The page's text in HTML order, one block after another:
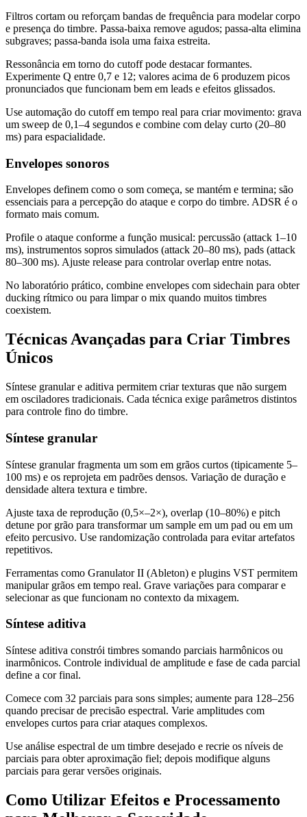
Filtros cortam ou reforçam bandas de frequência para modelar corpo
e presença do timbre. Passa-baixa remove agudos; passa-alta elimina
subgraves; passa-banda isola uma faixa estreita.
Ressonância em torno do cutoff pode destacar formantes.
Experimente Q entre 0,7 e 12; valores acima de 6 produzem picos
pronunciados que funcionam bem em leads e efeitos glissados.
Use automação do cutoff em tempo real para criar movimento: grava
um sweep de 0,1–4 segundos e combine com delay curto (20–80
ms) para espacialidade.
Envelopes sonoros
Envelopes definem como o som começa, se mantém e termina; são
essenciais para a percepção do ataque e corpo do timbre. ADSR é o
formato mais comum.
Profile o ataque conforme a função musical: percussão (attack 1–10
ms), instrumentos sopros simulados (attack 20–80 ms), pads (attack
80–300 ms). Ajuste release para controlar overlap entre notas.
No laboratório prático, combine envelopes com sidechain para obter
ducking rítmico ou para limpar o mix quando muitos timbres
coexistem.
Técnicas Avançadas para Criar Timbres
Únicos
Síntese granular e aditiva permitem criar texturas que não surgem
em osciladores tradicionais. Cada técnica exige parâmetros distintos
para controle fino do timbre.
Síntese granular
Síntese granular fragmenta um som em grãos curtos (tipicamente 5–
100 ms) e os reprojeta em padrões densos. Variação de duração e
densidade altera textura e timbre.
Ajuste taxa de reprodução (0,5×–2×), overlap (10–80%) e pitch
detune por grão para transformar um sample em um pad ou em um
efeito percusivo. Use randomização controlada para evitar artefatos
repetitivos.
Ferramentas como Granulator II (Ableton) e plugins VST permitem
manipular grãos em tempo real. Grave variações para comparar e
selecionar as que funcionam no contexto da mixagem.
Síntese aditiva
Síntese aditiva constrói timbres somando parciais harmônicos ou
inarmônicos. Controle individual de amplitude e fase de cada parcial
define a cor final.
Comece com 32 parciais para sons simples; aumente para 128–256
quando precisar de precisão espectral. Varie amplitudes com
envelopes curtos para criar ataques complexos.
Use análise espectral de um timbre desejado e recrie os níveis de
parciais para obter aproximação fiel; depois modifique alguns
parciais para gerar versões originais.
Como Utilizar Efeitos e Processamento